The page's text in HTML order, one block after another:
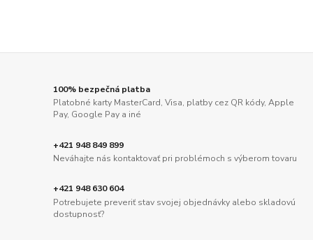
100% bezpečná platba
Platobné karty MasterCard, Visa, platby cez QR kódy, Apple
Pay, Google Pay a iné
+421 948 849 899
Neváhajte nás kontaktovať pri problémoch s výberom tovaru
+421 948 630 604
Potrebujete preveriť stav svojej objednávky alebo skladovú
dostupnosť?